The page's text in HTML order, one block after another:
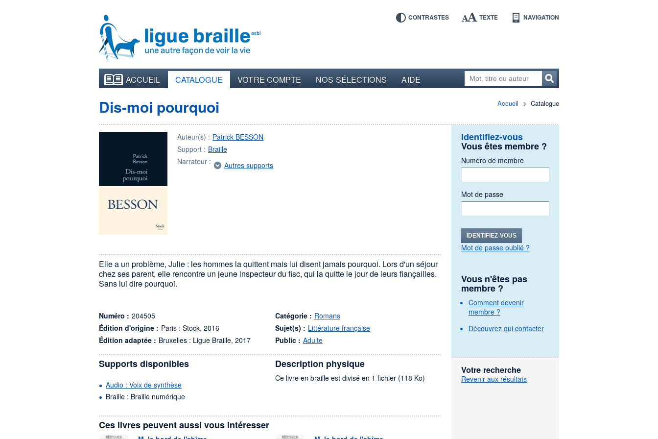
CONTRASTES TEXTE NAVIGATION
ACCUEIL CATALOGUE VOTRE COMPTE NOS SÉLECTIONS AIDE
Accueil Catalogue
Dis-moi pourquoi
Auteur(s) : Patrick BESSON
Support : Braille
Narrateur :
Autres supports
Elle a un problème, Julie : les hommes la quittent mais lui disent jamais pourquoi. Lors d'un séjour
chez ses parent, elle rencontre un jeune inspecteur du fisc, qui la quitte le jour de leurs fiançailles.
Sans lui dire pourquoi.
Numéro : 204505
Édition d'origine : Paris : Stock, 2016
Édition adaptée : Bruxelles : Ligue Braille, 2017
Catégorie : Romans
Sujet(s) : Littérature française
Public : Adulte
Supports disponibles
Audio : Voix de synthèse
Braille : Braille numérique
Description physique
Ce livre en braille est divisé en 1 fichier (118 Ko)
Ces livres peuvent aussi vous intéresser
Identifiez-vous
Vous êtes membre ?
Numéro de membre
Mot de passe
IDENTIFIEZ-VOUS
Mot de passe oublié ?
Vous n'êtes pas
membre ?
Comment devenir
membre ?
Découvrez qui contacter
Votre recherche
Revenir aux résultats